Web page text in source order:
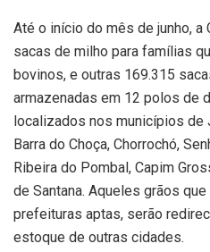
Até o início do mês de junho, a
sacas de milho para famílias
bovinos, e outras 169.315
armazenadas em 12 polos de
localizados nos municípios de
Barra do Choça, Chorrochó,
Ribeira do Pombal, Capim
de Santana. Aqueles grãos
prefeituras aptas, serão
estoque de outras cidades.